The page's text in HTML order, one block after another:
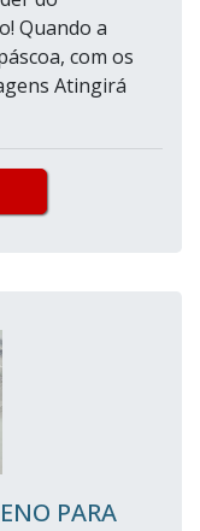
Quando a
com os
Atingirá
PARA